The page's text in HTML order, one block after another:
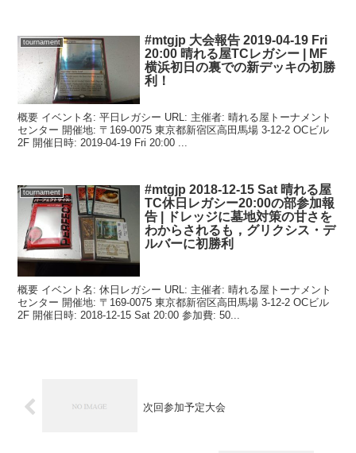
tournament
#mtgjp 大会報告 2019-04-19 Fri
20:00 晴れる屋TCレガシー | MF
横浜初日の裏での新デッキの初勝
利！
概要 イベント名: 平日レガシー URL: 主催者: 晴れる屋トーナメント
センター 開催地: 〒169-0075 東京都新宿区高田馬場 3-12-2 OCビル
2F 開催日時: 2019-04-19 Fri 20:00 ...
tournament
#mtgjp 2018-12-15 Sat 晴れる屋
TC休日レガシー20:00の部参加報
告 | ドレッジに墓地対策の甘さを
わからされるも，グリクシス・デ
ルバーに初勝利
概要 イベント名: 休日レガシー URL: 主催者: 晴れる屋トーナメント
センター 開催地: 〒169-0075 東京都新宿区高田馬場 3-12-2 OCビル
2F 開催日時: 2018-12-15 Sat 20:00 参加費: 50...
次回参加予定大会